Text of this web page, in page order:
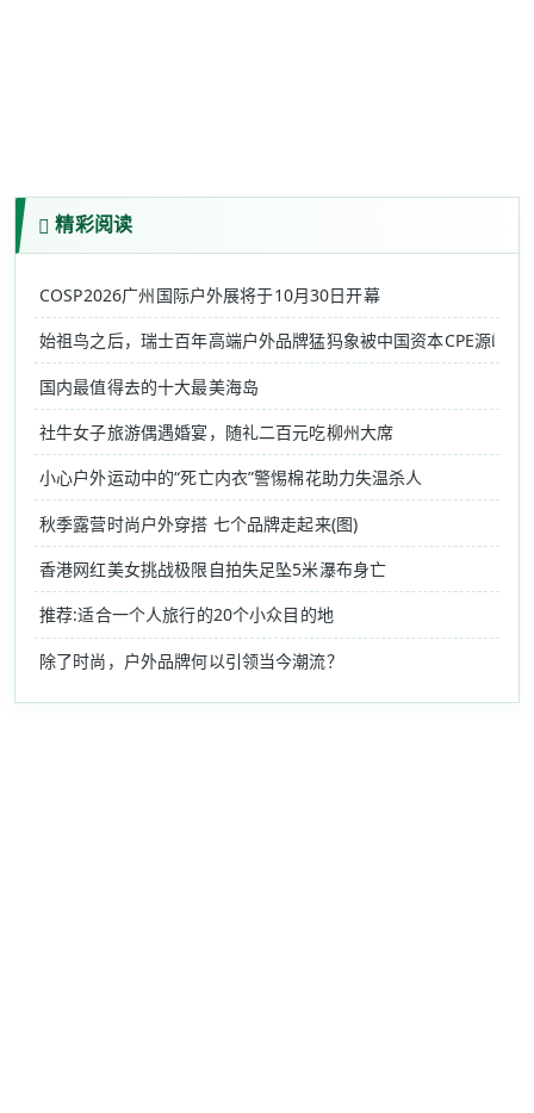
精彩阅读
COSP2026广州国际户外展将于10月30日开幕
始祖鸟之后，瑞士百年高端户外品牌猛犸象被中国资本CPE源峰收
国内最值得去的十大最美海岛
社牛女子旅游偶遇婚宴，随礼二百元吃柳州大席
小心户外运动中的“死亡内衣”警惕棉花助力失温杀人
秋季露营时尚户外穿搭 七个品牌走起来(图)
香港网红美女挑战极限自拍失足坠5米瀑布身亡
推荐:适合一个人旅行的20个小众目的地
除了时尚，户外品牌何以引领当今潮流？